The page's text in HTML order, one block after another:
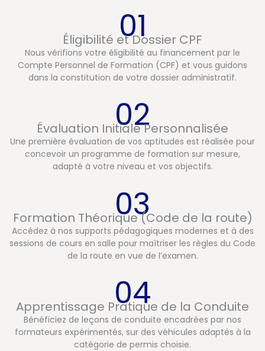
01
Éligibilité et Dossier CPF
Nous vérifions votre éligibilité au financement par le
Compte Personnel de Formation (CPF) et vous guidons
dans la constitution de votre dossier administratif.
02
Évaluation Initiale Personnalisée
Une première évaluation de vos aptitudes est réalisée pour
concevoir un programme de formation sur mesure,
adapté à votre niveau et vos objectifs.
03
Formation Théorique (Code de la route)
Accédez à nos supports pédagogiques modernes et à des
sessions de cours en salle pour maîtriser les règles du Code
de la route en vue de l’examen.
04
Apprentissage Pratique de la Conduite
Bénéficiez de leçons de conduite encadrées par nos
formateurs expérimentés, sur des véhicules adaptés à la
catégorie de permis choisie.